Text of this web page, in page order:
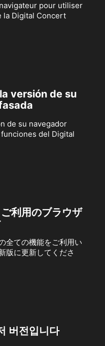
pour utiliser
la Digital Concert
versión de su
de su navegador
del Digital
利用のブラウザ
全ての機能をご利用い
版に更新してくださ
버전입니다